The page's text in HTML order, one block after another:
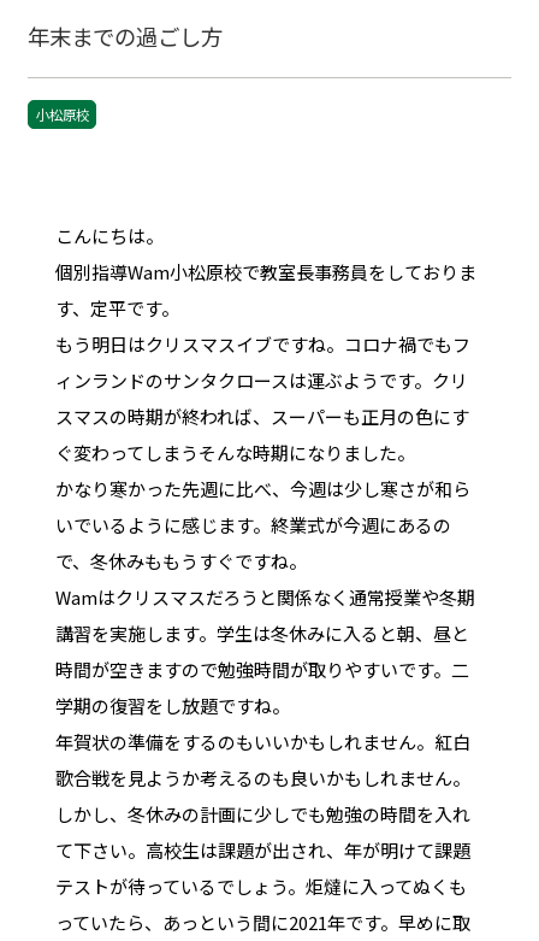
年末までの過ごし方
小松原校
こんにちは。
個別指導Wam小松原校で教室長事務員をしておりま
す、定平です。
もう明日はクリスマスイブですね。コロナ禍でもフ
ィンランドのサンタクロースは運ぶようです。クリ
スマスの時期が終われば、スーパーも正月の色にす
ぐ変わってしまうそんな時期になりました。
かなり寒かった先週に比べ、今週は少し寒さが和ら
いでいるように感じます。終業式が今週にあるの
で、冬休みももうすぐですね。
Wamはクリスマスだろうと関係なく通常授業や冬期
講習を実施します。学生は冬休みに入ると朝、昼と
時間が空きますので勉強時間が取りやすいです。二
学期の復習をし放題ですね。
年賀状の準備をするのもいいかもしれません。紅白
歌合戦を見ようか考えるのも良いかもしれません。
しかし、冬休みの計画に少しでも勉強の時間を入れ
て下さい。高校生は課題が出され、年が明けて課題
テストが待っているでしょう。炬燵に入ってぬくも
っていたら、あっという間に2021年です。早めに取